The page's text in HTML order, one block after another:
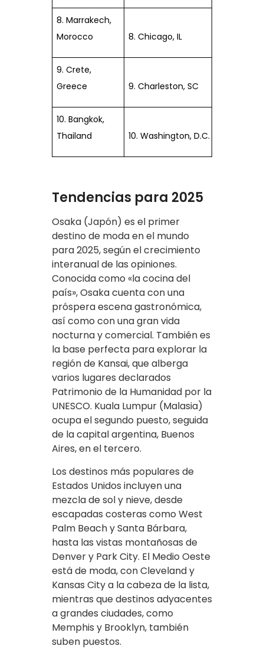
8. Marrakech,
Morocco
8. Chicago, IL
9. Crete,
Greece
9. Charleston, SC
10. Bangkok,
Thailand
10. Washington, D.C.
Tendencias para 2025
Osaka (Japón) es el primer
destino de moda en el mundo
para 2025, según el crecimiento
interanual de las opiniones.
Conocida como «la cocina del
país», Osaka cuenta con una
próspera escena gastronómica,
así como con una gran vida
nocturna y comercial. También es
la base perfecta para explorar la
región de Kansai, que alberga
varios lugares declarados
Patrimonio de la Humanidad por la
UNESCO. Kuala Lumpur (Malasia)
ocupa el segundo puesto, seguida
de la capital argentina, Buenos
Aires, en el tercero.
Los destinos más populares de
Estados Unidos incluyen una
mezcla de sol y nieve, desde
escapadas costeras como West
Palm Beach y Santa Bárbara,
hasta las vistas montañosas de
Denver y Park City. El Medio Oeste
está de moda, con Cleveland y
Kansas City a la cabeza de la lista,
mientras que destinos adyacentes
a grandes ciudades, como
Memphis y Brooklyn, también
suben puestos.